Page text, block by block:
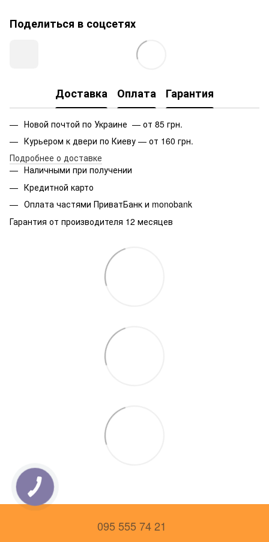
Поделиться в соцсетях
Доставка Оплата Гарантия
Новой почтой по Украине — от 85 грн.
Курьером к двери по Киеву — от 160 грн.
Подробнее о доставке
Наличными при получении
Кредитной карто
Оплата частями ПриватБанк и monobank
Гарантия от производителя 12 месяцев
095 555 74 21